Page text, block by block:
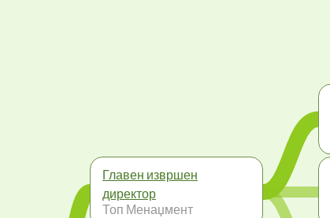
Главен извршен
директор
Топ Менаџмент